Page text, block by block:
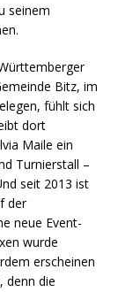
seinem
Bitz, im
fühlt sich
dort
Maile ein
Turnierstall –
seit 2013 ist
der
neue Event-
wurde
erscheinen
denn die